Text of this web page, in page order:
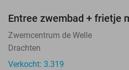
Entree zwembad + frietje
Zwemcentrum de Welle
Drachten
Verkocht: 3.319